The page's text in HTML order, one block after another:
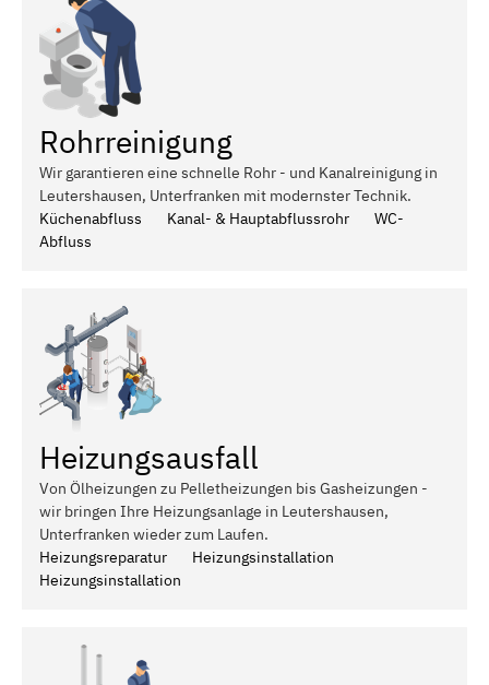
Rohrreinigung
Wir garantieren eine schnelle Rohr - und Kanalreinigung in
Leutershausen, Unterfranken mit modernster Technik.
Küchenabfluss
Kanal- & Hauptabflussrohr
WC-
Abfluss
Heizungsausfall
Von Ölheizungen zu Pelletheizungen bis Gasheizungen -
wir bringen Ihre Heizungsanlage in Leutershausen,
Unterfranken wieder zum Laufen.
Heizungsreparatur
Heizungsinstallation
Heizungsinstallation